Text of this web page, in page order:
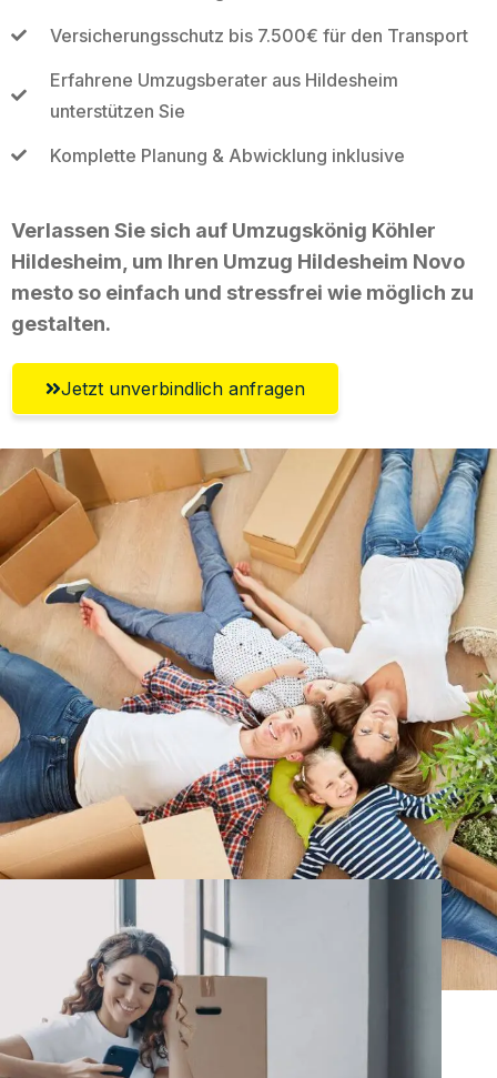
Versicherungsschutz bis 7.500€ für den Transport
Erfahrene Umzugsberater aus Hildesheim
unterstützen Sie
Komplette Planung & Abwicklung inklusive
Verlassen Sie sich auf Umzugskönig Köhler
Hildesheim, um Ihren Umzug Hildesheim Novo
mesto so einfach und stressfrei wie möglich zu
gestalten.
Jetzt unverbindlich anfragen